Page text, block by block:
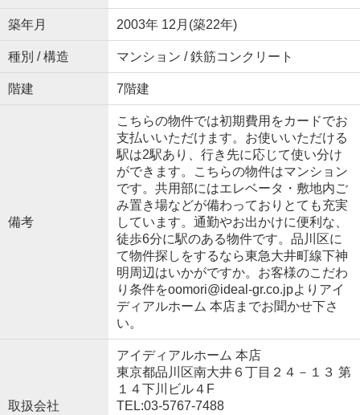
築年月 2003年 12月(築22年)
種別 / 構造 マンション / 鉄筋コンクリート
階建 7階建
備考
こちらの物件では初期費用をカードでお
支払いいただけます。お使いいただける
駅は2駅あり、行き先に応じて使い分け
ができます。こちらの物件はマンション
です。共用部にはエレベータ・敷地内ご
み置き場などが備わっておりとても充実
しています。通勤やお出かけに便利な、
徒歩6分に駅のある物件です。品川区に
て物件探しをするなら東急大井町線下神
明周辺はいかがですか。お客様のこだわ
り条件をoomori@ideal-gr.co.jpよりアイ
ディアルホーム 本店までお聞かせ下さ
い。
取扱会社
アイディアルホーム 本店
東京都品川区南大井６丁目２４－１３ 第
１４下川ビル４F
TEL:03-5767-7488